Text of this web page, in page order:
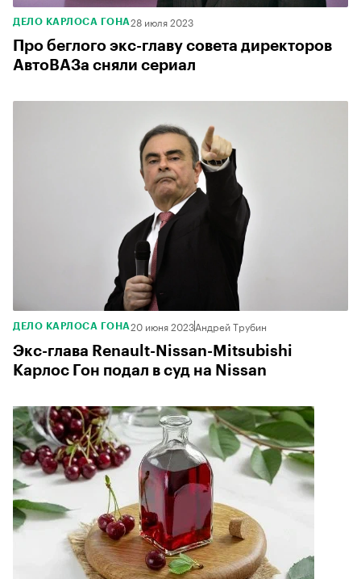
ДЕЛО КАРЛОСА ГОНА28 июля 2023
Про беглого экс-главу совета директоров
АвтоВАЗа сняли сериал
ДЕЛО КАРЛОСА ГОНА20 июня 2023Андрей Трубин
Экс-глава Renault-Nissan-Mitsubishi
Карлос Гон подал в суд на Nissan